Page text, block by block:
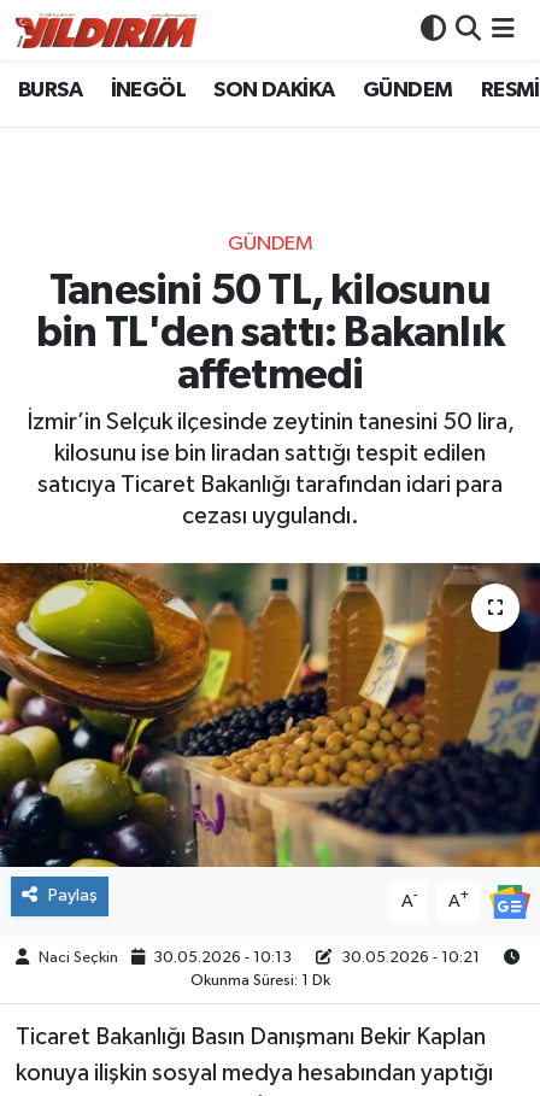
BURSA İNEGÖL SON DAKİKA GÜNDEM
GÜNDEM
Tanesini 50 TL, kilosunu
bin TL'den sattı: Bakanlık
affetmedi
İzmir’in Selçuk ilçesinde zeytinin tanesini 50 lira,
kilosunu ise bin liradan sattığı tespit edilen
satıcıya Ticaret Bakanlığı tarafından idari para
cezası uygulandı.
Paylaş A- A+
Naci Seçkin 30.05.2026 - 10:13
30.05.2026 - 10:21
Okunma Süresi: 1 Dk
Ticaret Bakanlığı Basın Danışmanı Bekir Kaplan
konuya ilişkin sosyal medya hesabından yaptığı
BURSA
GÜNDEM
RESMİ İLANLAR
SİYASET
SPOR
Bursa Nöbetçi Eczaneler
Bursa Trafik Yoğunluk Haritası
Süper Lig Puan Durumu ve Fikstür
Son Dakika Haberleri